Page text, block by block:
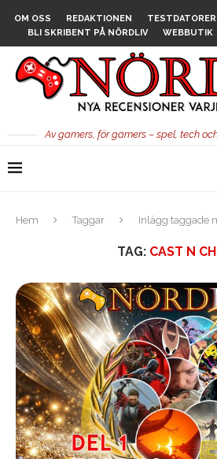
OM OSS REDAKTIONEN TESTDATORER
BLI SKRIBENT PÅ NÖRDLIV
WEBBUTIK
Av gamers, för gamers – spel, tech
Hem Taggar Inlägg taggade
TAG: CAST N